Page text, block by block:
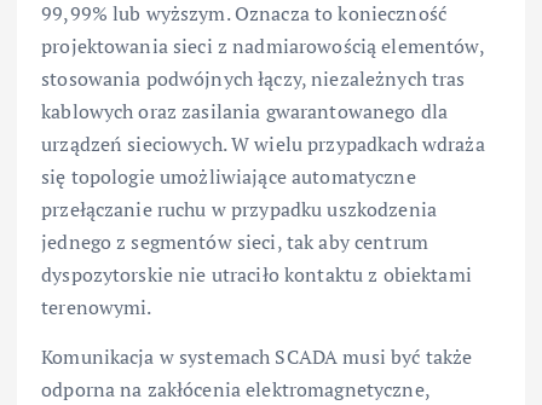
99,99% lub wyższym. Oznacza to konieczność
projektowania sieci z nadmiarowością elementów,
stosowania podwójnych łączy, niezależnych tras
kablowych oraz zasilania gwarantowanego dla
urządzeń sieciowych. W wielu przypadkach wdraża
się topologie umożliwiające automatyczne
przełączanie ruchu w przypadku uszkodzenia
jednego z segmentów sieci, tak aby centrum
dyspozytorskie nie utraciło kontaktu z obiektami
terenowymi.
Komunikacja w systemach SCADA musi być także
odporna na zakłócenia elektromagnetyczne,